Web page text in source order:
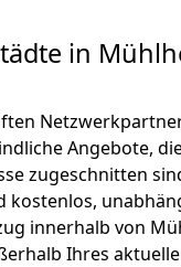
in
Angebote,
zugeschnitten
kostenlos,
innerhalb von
Ihres